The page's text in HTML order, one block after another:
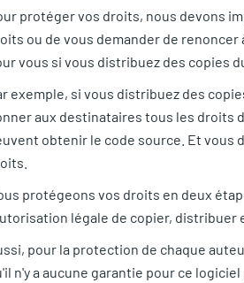
protéger vos droits, nous devons
ou de vous demander de
vous si vous distribuez des copies
exemple, si vous distribuez des
aux destinataires tous les droits
obtenir le code source. Et vous
protégeons vos droits en deux
légale de copier, distribuer
pour la protection de chaque
n'y a aucune garantie pour ce